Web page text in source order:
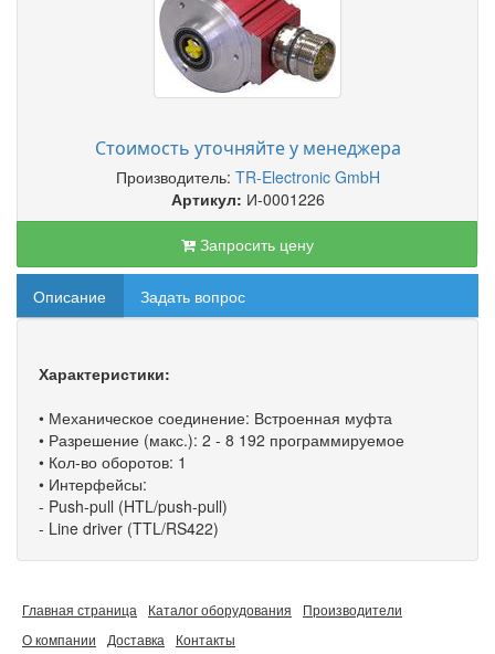
Стоимость уточняйте у менеджера
Производитель: TR-Electronic GmbH
Артикул: И-0001226
Запросить цену
Описание Задать вопрос
Характеристики:
• Механическое соединение: Встроенная муфта
• Разрешение (макс.): 2 - 8 192 программируемое
• Кол-во оборотов: 1
• Интерфейсы:
- Push-pull (HTL/push-pull)
- Line driver (TTL/RS422)
Главная страница Каталог оборудования
Производители
О компании
Доставка Контакты